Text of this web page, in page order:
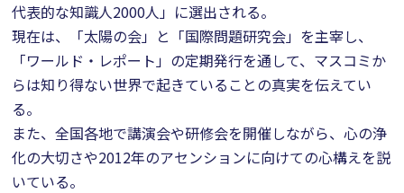
代表的な知識人2000人」に選出される。
現在は、「太陽の会」と「国際問題研究会」を主宰し、
「ワールド・レポート」の定期発行を通して、マスコミか
らは知り得ない世界で起きていることの真実を伝えてい
る。
また、全国各地で講演会や研修会を開催しながら、心の浄
化の大切さや2012年のアセンションに向けての心構えを説
いている。